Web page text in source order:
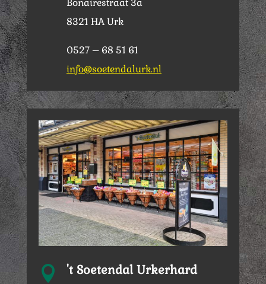
Bonairestraat 3a
8321 HA Urk
0527 – 68 51 61
info@soetendalurk.nl
 't Soetendal Urkerhard